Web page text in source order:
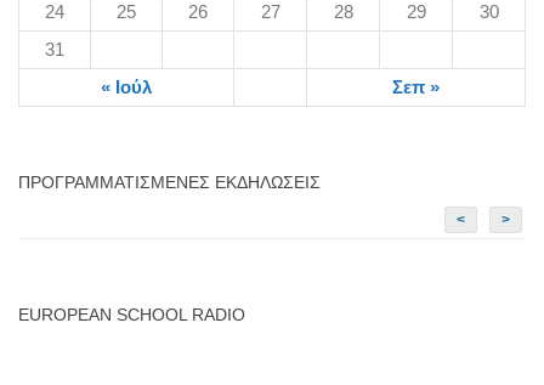
24
25 26 27 28 29
30
31
« Ιούλ
Σεπ »
ΠΡΟΓΡΑΜΜΑΤΙΣΜΈΝΕΣ ΕΚΔΗΛΏΣΕΙΣ
< >
EUROPEAN SCHOOL RADIO